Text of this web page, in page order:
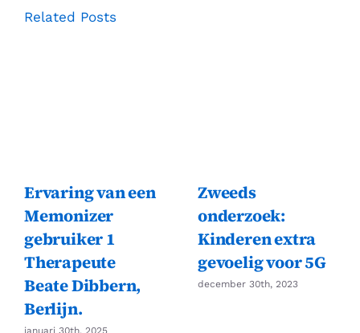
Wi-
Fi-
Related Posts
Ervaring van een
Memonizer
gebruiker 1
Therapeute
Beate Dibbern,
Berlijn.
januari 30th, 2025
Zweeds
onderzoek:
Kinderen extra
gevoelig voor 5G
december 30th, 2023